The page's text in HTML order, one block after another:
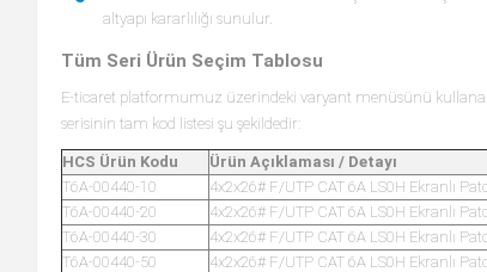
altyapı kararlılığı sunulur.
Tüm Seri Ürün Seçim Tablosu
E-ticaret platformumuz üzerindeki varyant menüsünü
serisinin tam kod listesi şu şekildedir:
HCS Ürün Kodu Ürün Açıklaması / Detayı
T6A-00440-10
4x2x26# F/UTP CAT 6A LS0H Ekranlı
T6A-00440-20
4x2x26# F/UTP CAT 6A LS0H Ekranlı
T6A-00440-30
4x2x26# F/UTP CAT 6A LS0H Ekranlı
T6A-00440-50
4x2x26# F/UTP CAT 6A LS0H Ekranlı